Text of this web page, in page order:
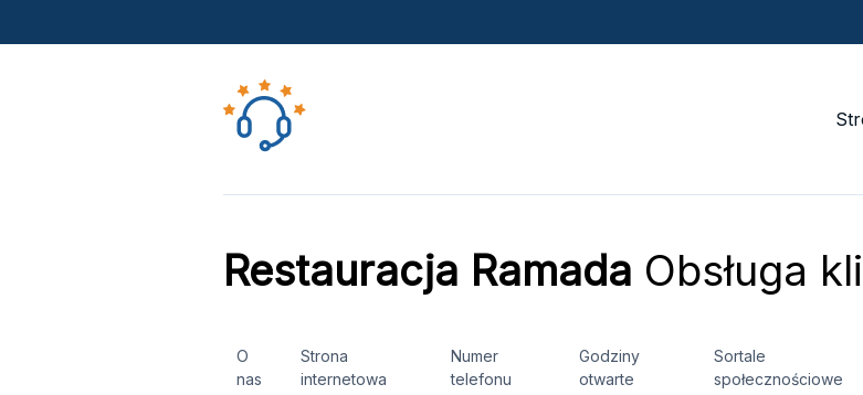
Restauracja Ramada Obsługa
O
nas
Strona
internetowa
Numer
telefonu
Godziny
otwarte
Sortale
społecznościowe